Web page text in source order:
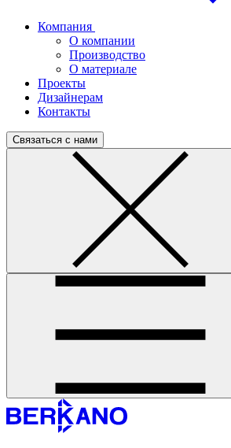
Компания
О компании
Производство
О материале
Проекты
Дизайнерам
Контакты
Связаться с нами